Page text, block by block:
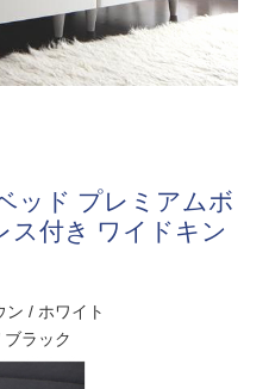
ッド プレミアムボ
ス付き ワイドキン
ン / ホワイト
ラック